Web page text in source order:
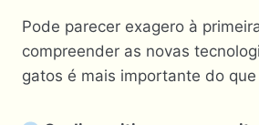
Pode parecer exagero à
compreender as novas
gatos é mais importante do